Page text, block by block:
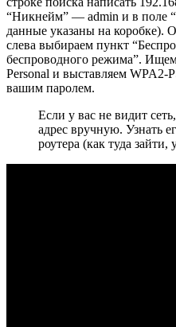
“Никнейм” — admin и в поле
данные указаны на коробке).
слева выбираем пункт
беспроводного режима”.
Personal и выставляем
вашим паролем.
Если у вас не видит
адрес вручную. Узнать
роутера (как туда